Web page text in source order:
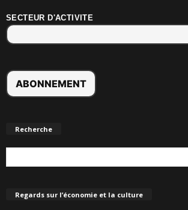
SECTEUR D'ACTIVITE
Recherche
Regards sur l’économie et la culture